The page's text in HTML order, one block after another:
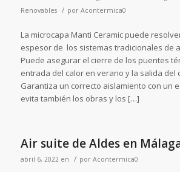
Renovables
/ por Acontermica0
La microcapa Manti Ceramic puede
espesor de los sistemas tradicionales de
Puede asegurar el cierre de los puentes
entrada del calor en verano y la salida del
Garantiza un correcto aislamiento con un
evita también los obras y los […]
Air suite de Aldes en
abril 6, 2022 en / por Acontermica0